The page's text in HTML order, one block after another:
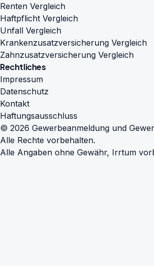
Renten Vergleich
Haftpflicht Vergleich
Unfall Vergleich
Krankenzusatzversicherung Vergleich
Zahnzusatzversicherung Vergleich
Rechtliches
Impressum
Datenschutz
Kontakt
Haftungsausschluss
© 2026 Gewerbeanmeldung und
Alle Rechte vorbehalten.
Alle Angaben ohne Gewähr, Irrtum